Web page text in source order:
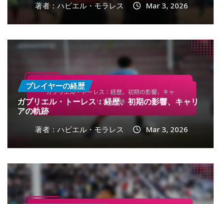
著者：ハビエル・モラレス Mar 3, 2026
プレイヤーの経歴
ガブリエル・トーレス：経歴、初期の影響、キャリ
アの軌跡
著者：ハビエル・モラレス Mar 3, 2026